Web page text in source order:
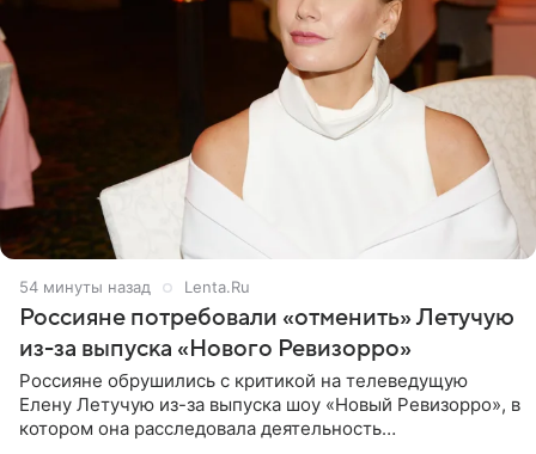
54 минуты назад Lenta.Ru
Россияне потребовали «отменить» Летучую
из-за выпуска «Нового Ревизорро»
Россияне обрушились с критикой на телеведущую
Елену Летучую из-за выпуска шоу «Новый Ревизорро», в
котором она расследовала деятельность